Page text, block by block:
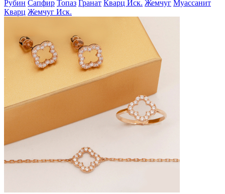
Рубин Сапфир Топаз Гранат Кварц Иск. Жемчуг Муассанит
Кварц Жемчуг Иск.